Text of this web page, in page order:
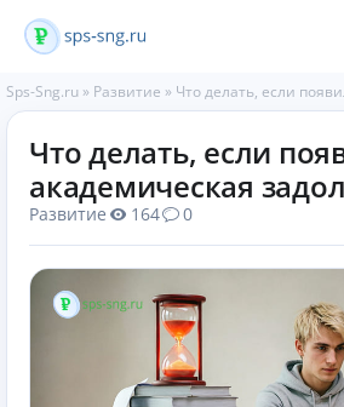
Sps-Sng.ru » Развитие » Что делать, если
Что делать, если
академическая
Развитие 164 0